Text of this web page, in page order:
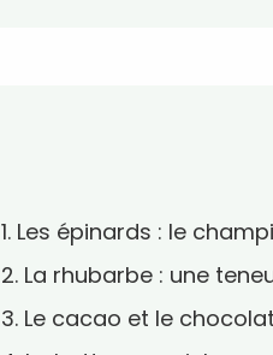
1. Les épinards : le
2. La rhubarbe : une
3. Le cacao et le